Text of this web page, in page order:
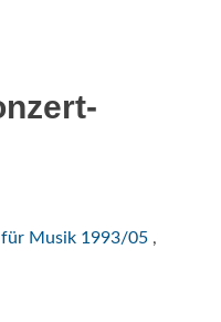
Musik 1993/05 ,